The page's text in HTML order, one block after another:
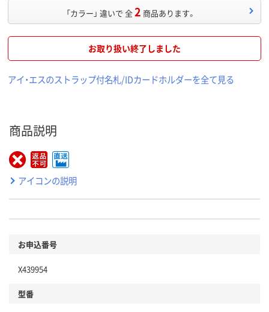
「カラー」 違いで 全2 商品あります。
お取り扱い終了しました
アイ・エスのストラップ付名札/IDカードホルダーを全て見る
商品説明
アイコンの説明
お申込番号
X439954
型番